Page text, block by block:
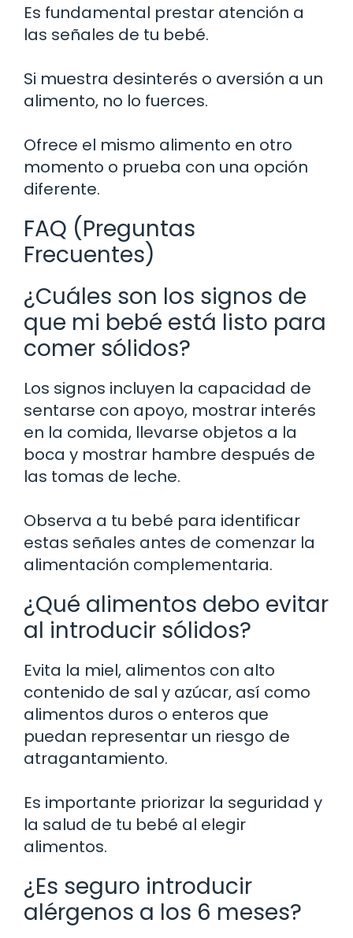
Es fundamental prestar atención a
las señales de tu bebé.
Si muestra desinterés o aversión a un
alimento, no lo fuerces.
Ofrece el mismo alimento en otro
momento o prueba con una opción
diferente.
FAQ (Preguntas
Frecuentes)
¿Cuáles son los signos de
que mi bebé está listo para
comer sólidos?
Los signos incluyen la capacidad de
sentarse con apoyo, mostrar interés
en la comida, llevarse objetos a la
boca y mostrar hambre después de
las tomas de leche.
Observa a tu bebé para identificar
estas señales antes de comenzar la
alimentación complementaria.
¿Qué alimentos debo evitar
al introducir sólidos?
Evita la miel, alimentos con alto
contenido de sal y azúcar, así como
alimentos duros o enteros que
puedan representar un riesgo de
atragantamiento.
Es importante priorizar la seguridad y
la salud de tu bebé al elegir
alimentos.
¿Es seguro introducir
alérgenos a los 6 meses?